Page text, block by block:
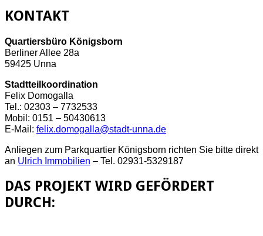
KONTAKT
Quartiersbüro Königsborn
Berliner Allee 28a
59425 Unna
Stadtteilkoordination
Felix Domogalla
Tel.: 02303 – 7732533
Mobil: 0151 – 50430613
E-Mail: felix.domogalla@stadt-unna.de
Anliegen zum Parkquartier Königsborn richten Sie bitte direkt
an Ulrich Immobilien – Tel. 02931-5329187
DAS PROJEKT WIRD GEFÖRDERT
DURCH: